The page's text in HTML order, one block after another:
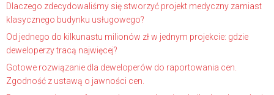
Dlaczego zdecydowaliśmy się stworzyć projekt medyczny zamiast
klasycznego budynku usługowego?
Od jednego do kilkunastu milionów zł w jednym projekcie: gdzie
deweloperzy tracą najwięcej?
Gotowe rozwiązanie dla deweloperów do raportowania cen.
Zgodność z ustawą o jawności cen.